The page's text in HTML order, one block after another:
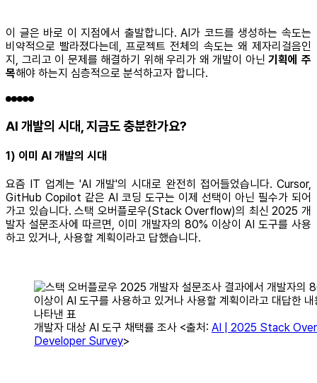
이 글은 바로 이 지점에서 출발합니다. AI가 코드를 생성하는 속도는
비약적으로 빨라졌다는데, 프로젝트 전체의 속도는 왜 제자리걸음인
지, 그리고 이 문제를 해결하기 위해 우리가 왜 개발이 아닌기획에 주
목해야 하는지 심층적으로 분석하고자 합니다.
AI 개발의 시대, 지금도 충분한가요?
1) 이미 AI 개발의 시대
요즘 IT 업계는 'AI 개발'의 시대로 완전히 접어들었습니다. Cursor,
GitHub Copilot 같은 AI 코딩 도구는 이제 선택이 아닌 필수가 되어
가고 있습니다. 스택 오버플로우(Stack Overflow)의 최신 2025 개
발자 설문조사에 따르면, 이미 개발자의 80% 이상이 AI 도구를 사용
하고 있거나, 사용할 계획이라고 답했습니다.
개발자 대상 AI 도구 채택률 조사 <출처: AI | 2025 Stack
Developer Survey>